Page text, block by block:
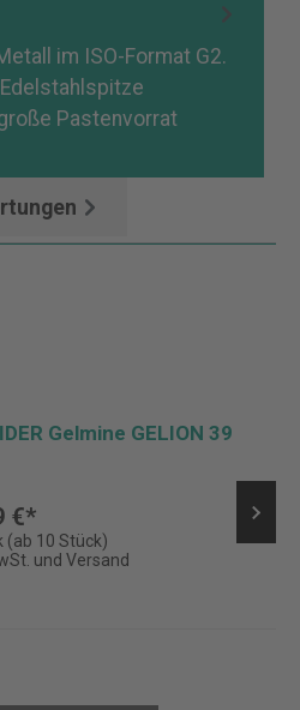
im ISO-Format G2.
Pastenvorrat
Gelmine GELION 39
€*
(ab 10 Stück)
und Versand